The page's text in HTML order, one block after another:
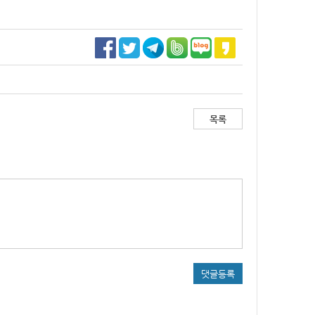
목록
댓글등록